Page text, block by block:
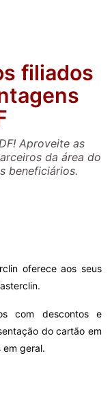
filiados
Aproveite as
da área do
beneficiários.
oferece aos seus
com descontos e
do cartão em
em geral.